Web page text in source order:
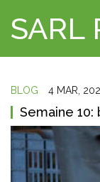
SARL
BLOG 4 MAR,
Semaine 10: